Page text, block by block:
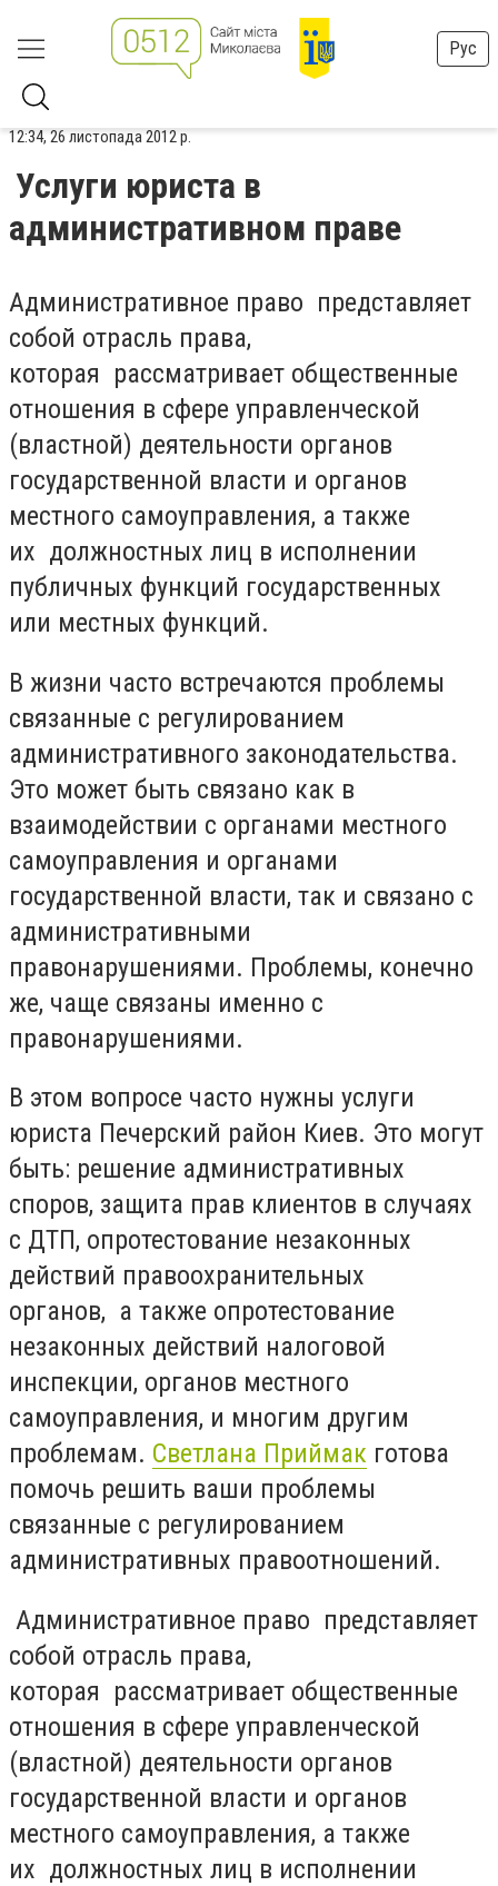
Рус
12:34, 26 листопада 2012 р.
Услуги юриста в
административном праве
Административное право представляет
собой отрасль права,
которая рассматривает общественные
отношения в сфере управленческой
(властной) деятельности органов
государственной власти и органов
местного самоуправления, а также
их должностных лиц в исполнении
публичных функций государственных
или местных функций.
В жизни часто встречаются проблемы
связанные с регулированием
административного законодательства.
Это может быть связано как в
взаимодействии с органами местного
самоуправления и органами
государственной власти, так и связано с
административными
правонарушениями. Проблемы, конечно
же, чаще связаны именно с
правонарушениями.
В этом вопросе часто нужны услуги
юриста Печерский район Киев. Это могут
быть: решение административных
споров, защита прав клиентов в случаях
с ДТП, опротестование незаконных
действий правоохранительных
органов, а также опротестование
незаконных действий налоговой
инспекции, органов местного
самоуправления, и многим другим
проблемам. Светлана Приймак готова
помочь решить ваши проблемы
связанные с регулированием
административных правоотношений.
Административное право представляет
собой отрасль права,
которая рассматривает общественные
отношения в сфере управленческой
(властной) деятельности органов
государственной власти и органов
местного самоуправления, а также
их должностных лиц в исполнении